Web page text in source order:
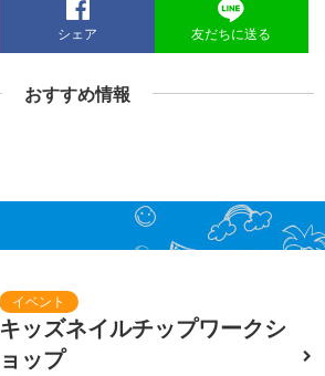
シェア 友だちに送る
おすすめ情報
キッズネイルチップワークシ
ョップ